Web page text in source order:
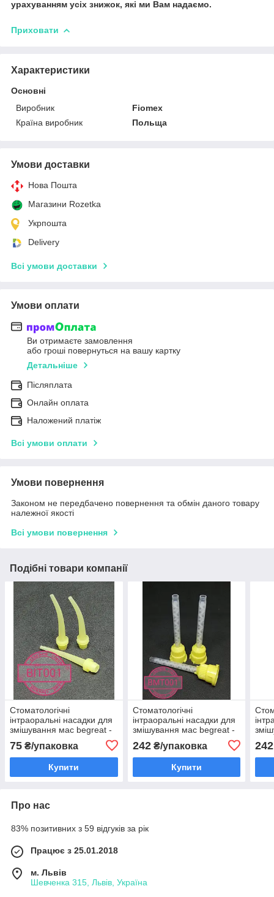
урахуванням усіх знижок, які ми Вам надаємо.
Приховати
Характеристики
Основні
Виробник
Fiomex
Країна виробник
Польща
Умови доставки
Нова Пошта
Магазини Rozetka
Укрпошта
Delivery
Всі умови доставки
Умови оплати
Ви отримаєте замовлення
або гроші повернуться на вашу картку
Детальніше
Післяплата
Онлайн оплата
Наложений платіж
Всі умови оплати
Умови повернення
Законом не передбачено повернення та обмін даного товару
належної якості
Всі умови повернення
Подібні товари компанії
Стоматологічні
інтраоральні насадки для
змішування мас begreat -
75 ₴/упаковка
Купити
Стоматологічні
інтраоральні насадки для
змішування мас begreat -
25 шт/уп, bmt 001 (жовті)
242₴/упаковка
Купити
242
Про нас
83% позитивних з 59 відгуків за рік
Працює з 25.01.2018
м. Львів
Шевченка 315, Львів, Україна